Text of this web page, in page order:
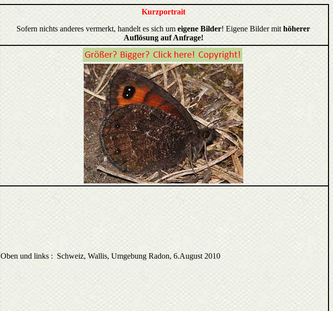
Kurzportrait
Sofern nichts anderes vermerkt, handelt es sich um eigene Bilder! Eigene Bilder mit höherer
Auflösung auf Anfrage!
Oben und links : Schweiz, Wallis, Umgebung Radon, 6.August 2010